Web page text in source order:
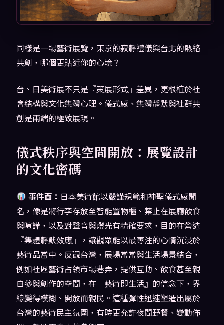
同樣是一場藝術展覽，東京的寂靜禮儀與台北的熱絡
共創，哪個更貼近你的心境？
台、日美術展不只是『策展形式』差異，更根植於社
會結構與文化集體心理。儀式感、集體靜默與社群共
創是兩端的極致展現。
儀式秩序與空間開放：展覽設計
的文化密碼
事件面： 日本美術館以嚴謹規範和神聖儀式感聞
名，像是將行李存放至智能置物櫃、禁止在展廳飲食
與喧譁，以及對聲音與燈光有精確要求，目的在營造
『集體靜默效應』，讓觀眾能以最專注的心情沉浸於
藝術品當中。反觀台灣，展場常常與生活場景結合，
例如社區藝術占領市場巷弄，提供互動、飲食甚至親
自參與創作的空間，在『藝術即生活』的信念下，界
線變得模糊、開放而親民。這種彈性迅速塑造出屬於
台灣的藝術民主氛圍，有時更允許夜間野餐、變動佈